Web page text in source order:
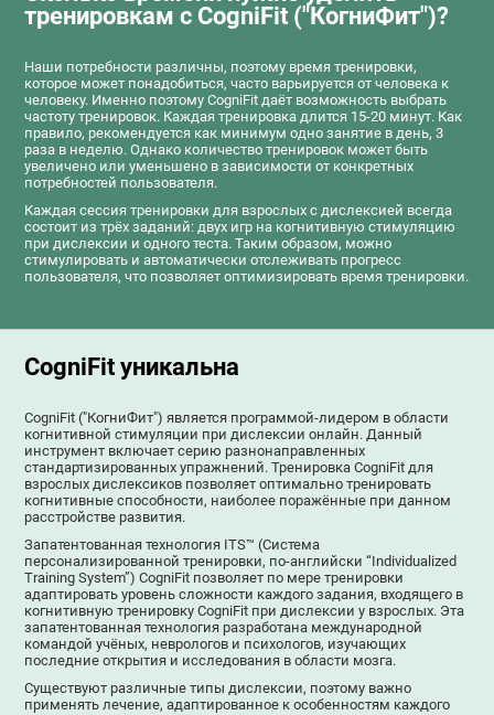
тренировкам с CogniFit ("КогниФит")?
Наши потребности различны, поэтому время тренировки,
которое может понадобиться, часто варьируется от человека к
человеку. Именно поэтому CogniFit даёт возможность выбрать
частоту тренировок. Каждая тренировка длится 15-20 минут. Как
правило, рекомендуется как минимум одно занятие в день, 3
раза в неделю. Однако количество тренировок может быть
увеличено или уменьшено в зависимости от конкретных
потребностей пользователя.
Каждая сессия тренировки для взрослых с дислексией всегда
состоит из трёх заданий: двух игр на когнитивную стимуляцию
при дислексии и одного теста. Таким образом, можно
стимулировать и автоматически отслеживать прогресс
пользователя, что позволяет оптимизировать время тренировки.
CogniFit уникальна
CogniFit ("КогниФит") является программой-лидером в области
когнитивной стимуляции при дислексии онлайн. Данный
инструмент включает серию разнонаправленных
стандартизированных упражнений. Тренировка CogniFit для
взрослых дислексиков позволяет оптимально тренировать
когнитивные способности, наиболее поражённые при данном
расстройстве развития.
Запатентованная технология ITS™ (Система
персонализированной тренировки, по-английски “Individualized
Training System”) CogniFit позволяет по мере тренировки
адаптировать уровень сложности каждого задания, входящего в
когнитивную тренировку CogniFit при дислексии у взрослых. Эта
запатентованная технология разработана международной
командой учёных, неврологов и психологов, изучающих
последние открытия и исследования в области мозга.
Существуют различные типы дислексии, поэтому важно
применять лечение, адаптированное к особенностям каждого